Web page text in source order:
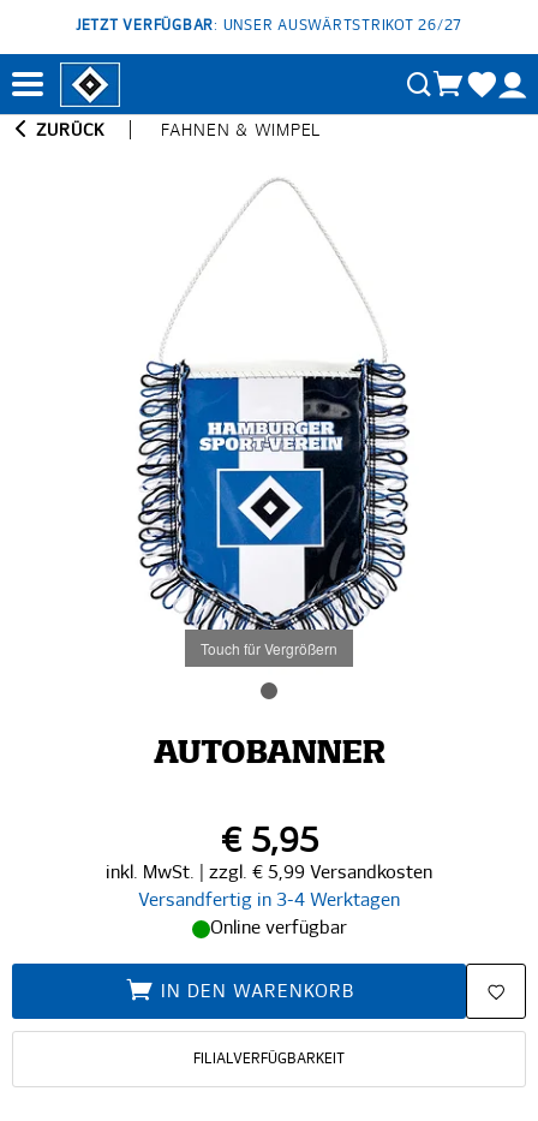
JETZT VERFÜGBAR: UNSER AUSWÄRTSTRIKOT 26/27
ZURÜCK FAHNEN & WIMPEL
Touch für Vergrößern
AUTOBANNER
€ 5,95
inkl. MwSt. | zzgl. € 5,99 Versandkosten
Versandfertig in 3-4 Werktagen
Online verfügbar
IN DEN WARENKORB
FILIALVERFÜGBARKEIT